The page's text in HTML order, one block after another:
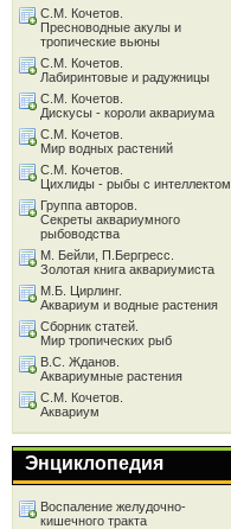
С.М. Кочетов.
Пресноводные акулы и
тропические вьюны
С.М. Кочетов.
Лабиринтовые и радужницы
С.М. Кочетов.
Дискусы - короли аквариума
С.М. Кочетов.
Мир водных растений
С.М. Кочетов.
Цихлиды - рыбы с интеллектом
Группа авторов.
Секреты аквариумного
рыбоводства
М. Бейли, П.Бергресс.
Золотая книга аквариумиста
М.Б. Цирлинг.
Аквариум и водные растения
Сборник статей.
Мир тропических рыб
В.С. Жданов.
Аквариумные растения
С.М. Кочетов.
Аквариум
Энциклопедия
Воспаление желудочно-
кишечного тракта